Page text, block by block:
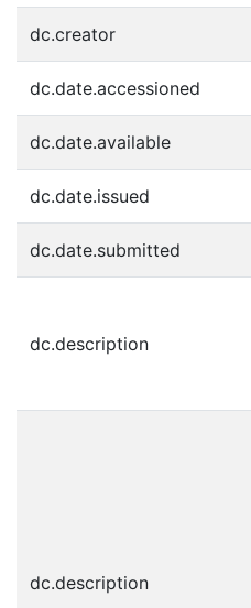
dc.creator
dc.date.accessioned
dc.date.available
dc.date.issued
dc.date.submitted
dc.description
dc.description